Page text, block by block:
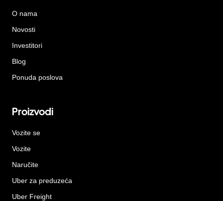
O nama
Novosti
Investitori
Blog
Ponuda poslova
Proizvodi
Vozite se
Vozite
Naručite
Uber za preduzeća
Uber Freight